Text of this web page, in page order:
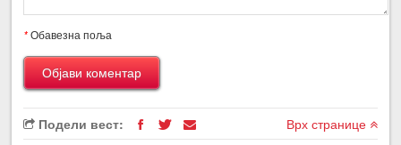
*Обавезна поља
Подели вест: Врх странице